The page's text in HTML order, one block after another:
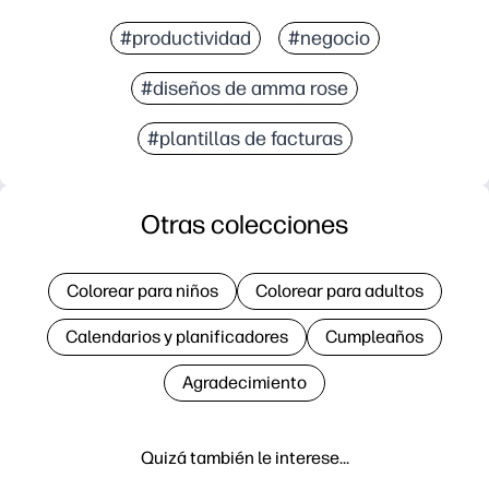
#productividad #negocio
#diseños de amma rose
#plantillas de facturas
Quizá también le interese…
Otras colecciones
Colorear para niños Colorear para adultos
Calendarios y planificadores Cumpleaños
Agradecimiento